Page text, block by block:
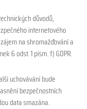
důvodů,
internetového
na shromažďování a
6 odst. 1 písm. f) GDPR.
uchovávání bude
bezpečnostních
data smazána.